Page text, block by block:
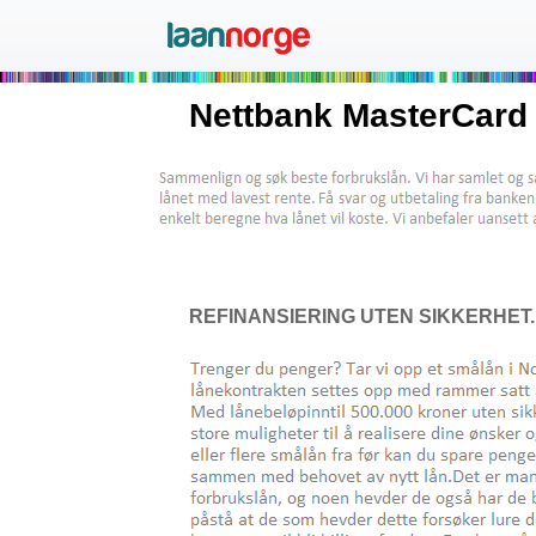
Nettbank MasterCard
REFINANSIERING UTEN